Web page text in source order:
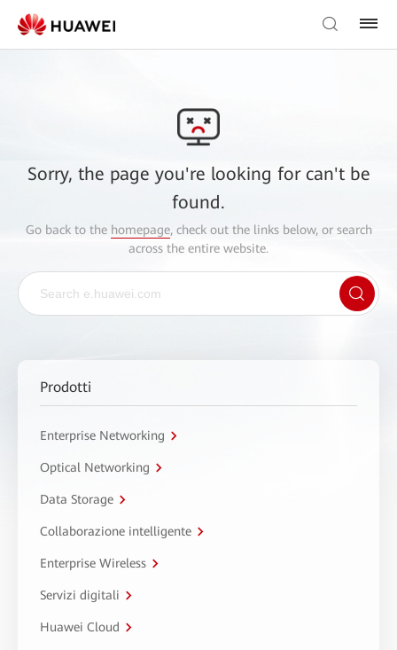
Sorry, the page you're looking for can't be
found.
Go back to the homepage, check out the links below, or search
across the entire website.
Prodotti
Enterprise Networking
Optical Networking
Data Storage
Collaborazione intelligente
Enterprise Wireless
Servizi digitali
Huawei Cloud